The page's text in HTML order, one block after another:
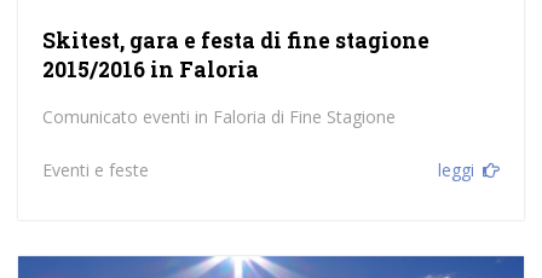
Skitest, gara e festa di fine stagione
2015/2016 in Faloria
Comunicato eventi in Faloria di Fine Stagione
Eventi e feste leggi